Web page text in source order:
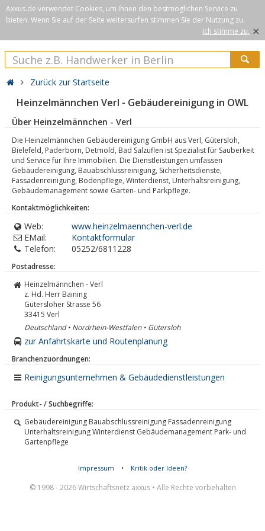
Axxus.de verwendet Cookies, um Ihnen den bestmöglichen Service zu
bieten. Wenn Sie auf der Seite weitersurfen stimmen Sie der Nutzung zu.
Ich stimme zu. ×
Zurück zur Startseite
Heinzelmännchen Verl - Gebäudereinigung in OWL
Über Heinzelmännchen - Verl
Die Heinzelmännchen Gebäudereinigung GmbH aus Verl, Gütersloh,
Bielefeld, Paderborn, Detmold, Bad Salzuflen ist Spezialist für Sauberkeit
und Service für Ihre Immobilien. Die Dienstleistungen umfassen
Gebäudereinigung, Bauabschlussreinigung, Sicherheitsdienste,
Fassadenreinigung, Bodenpflege, Winterdienst, Unterhaltsreinigung,
Gebäudemanagement sowie Garten- und Parkpflege.
Kontaktmöglichkeiten:
Web:
www.heinzelmaennchen-verl.de
EMail:
Kontaktformular
Telefon:
05252/6811228
Postadresse:
Heinzelmännchen - Verl
z. Hd. Herr Baining
Gütersloher Strasse 56
33415 Verl
Deutschland • Nordrhein-Westfalen • Gütersloh
zur Anfahrtskarte und Routenplanung
Branchenzuordnungen:
Reinigungsunternehmen & Gebäudedienstleistungen
Produkt- / Suchbegriffe:
Gebäudereinigung Bauabschlussreinigung Fassadenreinigung
Unterhaltsreinigung Winterdienst Gebäudemanagement Park- und
Gartenpflege
Impressum • Kritik oder Ideen?
© 1998 - 2026 Wirtschaftsnetz axxus • Alle Rechte vorbehalten